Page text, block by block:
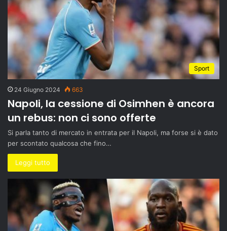
Sport
24 Giugno 2024 663
Napoli, la cessione di Osimhen è ancora
un rebus: non ci sono offerte
Si parla tanto di mercato in entrata per il Napoli, ma forse si è dato
per scontato qualcosa che fino…
Leggi tutto